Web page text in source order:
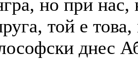
но при нас,
той е
днес